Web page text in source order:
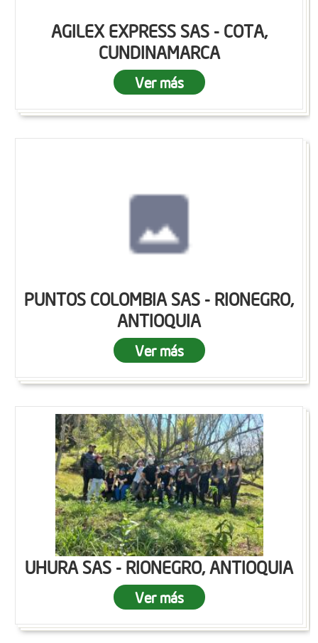
AGILEX EXPRESS SAS - COTA,
CUNDINAMARCA
Ver más
PUNTOS COLOMBIA SAS - RIONEGRO,
ANTIOQUIA
Ver más
UHURA SAS - RIONEGRO, ANTIOQUIA
Ver más